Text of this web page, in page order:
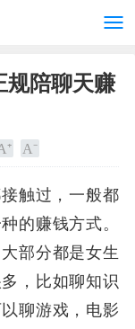
规陪聊天赚
触过，一般都
的赚钱方式。
部分都是女生
，比如聊知识
聊游戏，电影